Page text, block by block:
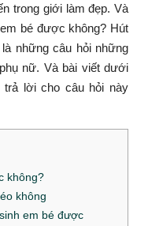
trong giới làm đẹp. Và
bé được không? Hút
những câu hỏi những
nữ. Và bài viết dưới
lời cho câu hỏi này
không?
không
em bé được